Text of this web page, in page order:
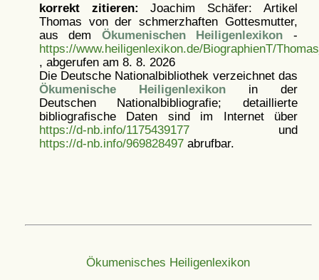
korrekt zitieren: Joachim Schäfer: Artikel
Thomas von der schmerzhaften Gottesmutter,
aus dem Ökumenischen Heiligenlexikon -
https://www.heiligenlexikon.de/BiographienT/
, abgerufen am 8. 8. 2026
Die Deutsche Nationalbibliothek verzeichnet das
Ökumenische Heiligenlexikonin der
Deutschen Nationalbibliografie; detaillierte
bibliografische Daten sind im Internet über
https://d-nb.info/1175439177und
https://d-nb.info/969828497abrufbar.
Ökumenisches Heiligenlexikon